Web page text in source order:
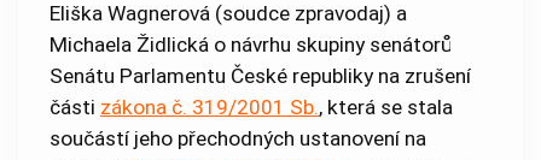
Eliška Wagnerová (soudce zpravodaj) a
Michaela Židlická o návrhu skupiny senátorů
Senátu Parlamentu České republiky na zrušení
části zákona č. 319/2001 Sb., která se stala
součástí jeho přechodných ustanovení na